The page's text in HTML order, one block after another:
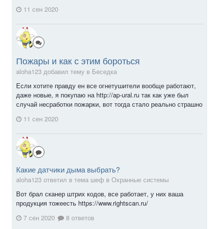
11 сен 2020
Пожары и как с этим бороться
aloha123 добавил тему в Беседка
Если хотите правду ен все огнетушители вообще работают,
даже новые, я покупаю на http://ap-ural.ru так как уже был
случай несработки пожарки, вот тогда стало реально страшно
11 сен 2020
Какие датчики дыма выбрать?
aloha123 ответил в тема шеф в Охранные системы
Вот брал сканер штрих кодов, все работает, у них ваша
продукция тожеесть https://www.rightscan.ru/
7 сен 2020
8 ответов